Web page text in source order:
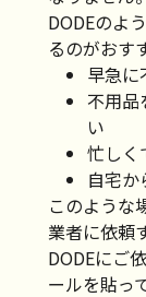
DODEのよ
るのがおす
早急に
不用品
い
忙しく
自宅
このような
業者に依頼
DODEにご
ールを貼っ